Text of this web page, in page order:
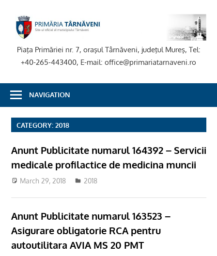
content
Piaţa Primăriei nr. 7, oraşul Târnăveni, judeţul Mureş, Tel:
+40-265-443400, E-mail: office@primariatarnaveni.ro
NAVIGATION
CATEGORY: 2018
Anunt Publicitate numarul 164392 – Servicii
medicale profilactice de medicina muncii
March 29, 2018 admsite
2018
Anunt Publicitate numarul 163523 –
Asigurare obligatorie RCA pentru
autoutilitara AVIA MS 20 PMT